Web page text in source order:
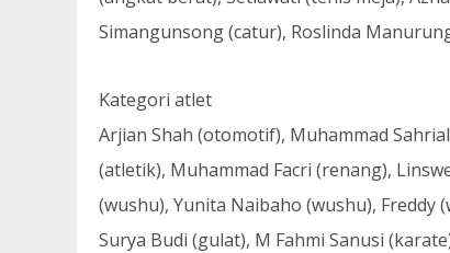
Simangunsong (catur), Roslinda
Kategori atlet
Arjian Shah (otomotif), Muhammad
(atletik), Muhammad Facri (renang),
(wushu), Yunita Naibaho (wushu), Freddy
Surya Budi (gulat), M Fahmi Sanusi